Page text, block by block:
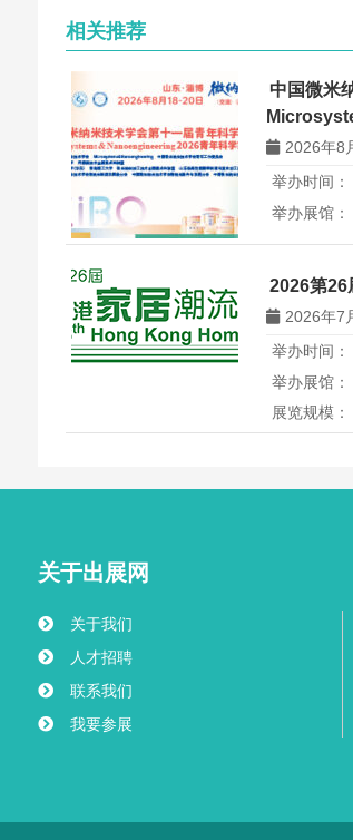
相关推荐
中国微米
讨会2026年8
举办时间：
举办展馆：
展览规模：
中国微米纳
2026第
2026年7
举办时间：
举办展馆：
展览规模：
商，打造岁
关于出展网
关于我们
人才招聘
联系我们
我要参展